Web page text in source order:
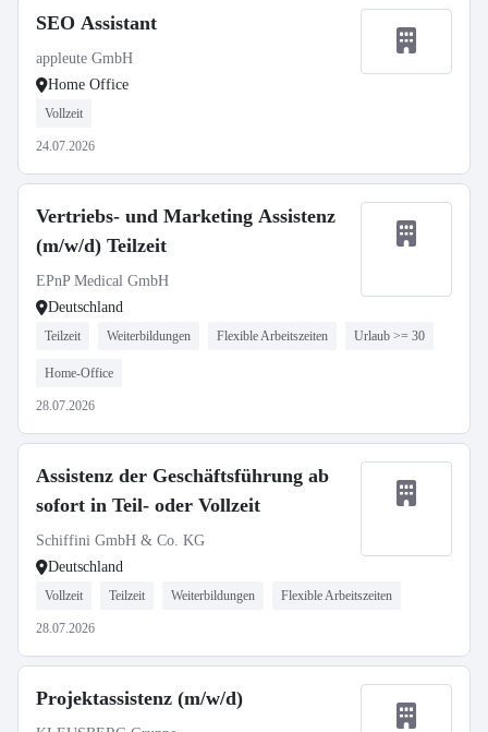
SEO Assistant
appleute GmbH
Home Office
Vollzeit
24.07.2026
Vertriebs- und Marketing Assistenz
(m/w/d) Teilzeit
EPnP Medical GmbH
Deutschland
Teilzeit Weiterbildungen Flexible Arbeitszeiten Urlaub >= 30
Home-Office
28.07.2026
Assistenz der Geschäftsführung ab
sofort in Teil- oder Vollzeit
Schiffini GmbH & Co. KG
Deutschland
Vollzeit Teilzeit Weiterbildungen Flexible Arbeitszeiten
28.07.2026
Projektassistenz (m/w/d)